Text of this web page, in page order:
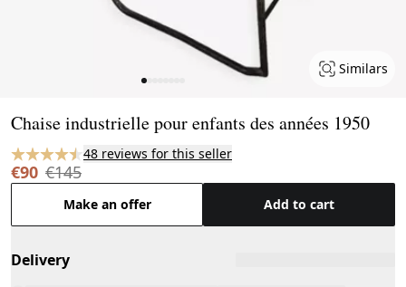
Similars
Chaise industrielle pour enfants des années 1950
48 reviews for this seller
€90 €145
Make an offer Add to cart
Delivery